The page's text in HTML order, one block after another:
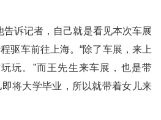
诉记者，自己就是看见本次车展
驱车前往上海。“除了车展，来上
玩。”而王先生来车展，也是带
即将大学毕业，所以就带着女儿来